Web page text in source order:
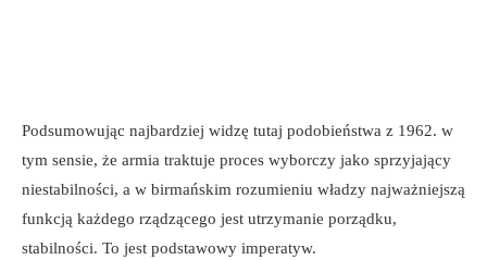
Podsumowując najbardziej widzę tutaj podobieństwa z 1962. w
tym sensie, że armia traktuje proces wyborczy jako sprzyjający
niestabilności, a w birmańskim rozumieniu władzy najważniejszą
funkcją każdego rządzącego jest utrzymanie porządku,
stabilności. To jest podstawowy imperatyw.